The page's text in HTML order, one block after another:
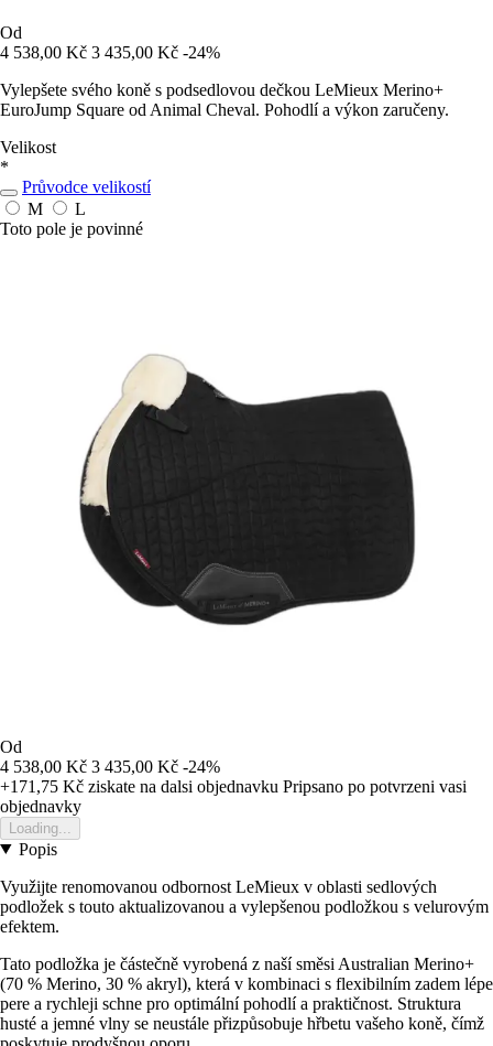
Od
4 538,00 Kč 3 435,00 Kč -24%
Vylepšete svého koně s podsedlovou dečkou LeMieux Merino+
EuroJump Square od Animal Cheval. Pohodlí a výkon zaručeny.
Velikost
*
Průvodce velikostí
M
L
Toto pole je povinné
Od
4 538,00 Kč 3 435,00 Kč -24%
+171,75 Kč ziskate na dalsi objednavku Pripsano po potvrzeni vasi
objednavky
Loading...
Popis
Využijte renomovanou odbornost LeMieux v oblasti sedlových
podložek s touto aktualizovanou a vylepšenou podložkou s velurovým
efektem.
Tato podložka je částečně vyrobená z naší směsi Australian Merino+
(70 % Merino, 30 % akryl), která v kombinaci s flexibilním zadem lépe
pere a rychleji schne pro optimální pohodlí a praktičnost. Struktura
husté a jemné vlny se neustále přizpůsobuje hřbetu vašeho koně, čímž